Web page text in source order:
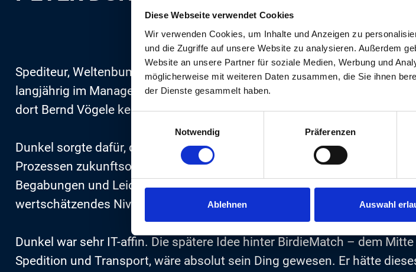
Diese Webseite verwendet Cookies
Wir verwenden Cookies, um Inhalte und Anzeigen zu
und die Zugriffe auf unsere Website zu analysieren. Außerdem
Website an unsere Partner für soziale Medien, Werbung und
möglicherweise mit weiteren Daten zusammen, die Sie ihnen
der Dienste gesammelt haben.
Notwendig
Präferenzen
Ablehnen Auswahl
„Der Mensch ist keine Maschine – aber
Spediteur, Weltenbummler und Technik-Nerd: Peter Dunkel arbeitete
langjährig im Management für Speditionen in Japan und später in
dort Bernd Vögele kennenlernte.
Dunkel sorgte dafür, dass DVA von Anfang an nicht nur in der
Prozessen zukunftsorientiert und wegweisend aufgestellt war. Peter
Begabungen und Leidenschaften perfekt. Ihr gemeinsames Ziel, die
wertschätzendes Niveau zu heben, hatten sie daher schnell erreicht.
Dunkel war sehr IT-affin. Die spätere Idee hinter BirdieMatch – dem
Spedition und Transport, wäre absolut sein Ding gewesen. Er hätte